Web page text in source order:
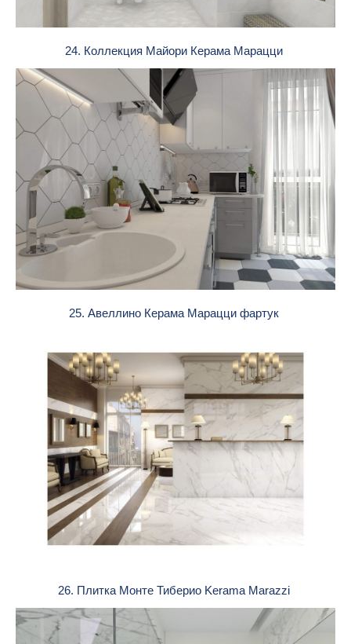
24. Коллекция Майори Керама Марацци
25. Авеллино Керама Марацци фартук
26. Плитка Монте Тиберио Kerama Marazzi